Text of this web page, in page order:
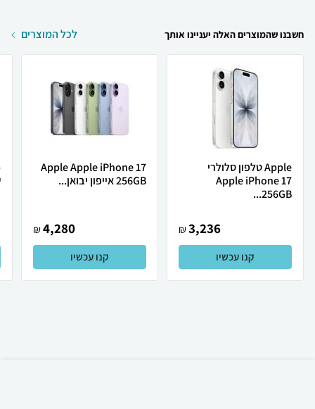
חשבנו שהמוצרים האלה יעניינו אותך לכל המוצרים
Apple טלפון סלולרי
Apple iPhone 17
256GB...
3,236
₪
קנו עכשיו
Apple Apple iPhone 17
256GB אייפון יבואן...
4,280
₪
קנו עכשיו